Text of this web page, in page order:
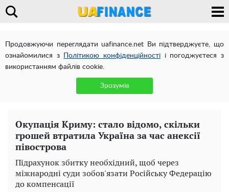
Продовжуючи переглядати uafinance.net Ви підтверджуєте, що
ознайомилися з
Політикою конфіденційності і погоджуєтеся з
використанням файлів cookie.
Зрозумів
Окупація Криму: стало відомо, скільки
грошей втратила Україна за час анексії
півострова
Підрахунок збитку необхідний, щоб через
міжнародні суди зобов'язати Російську Федерацію
до компенсації